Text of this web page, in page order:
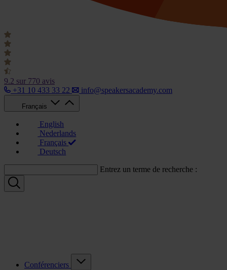
9.2 sur 770 avis
+31 10 433 33 22
info@speakersacademy.com
Français
English
Nederlands
Français
Deutsch
Entrez un terme de recherche :
Conférenciers